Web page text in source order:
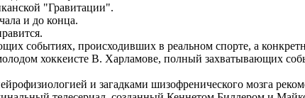
"Гравитации".
и до конца.
событиях, происходивших в реальном спорте, а
хоккеисте В. Харламове, полный захватывающих
и загадками шизофренического мозга